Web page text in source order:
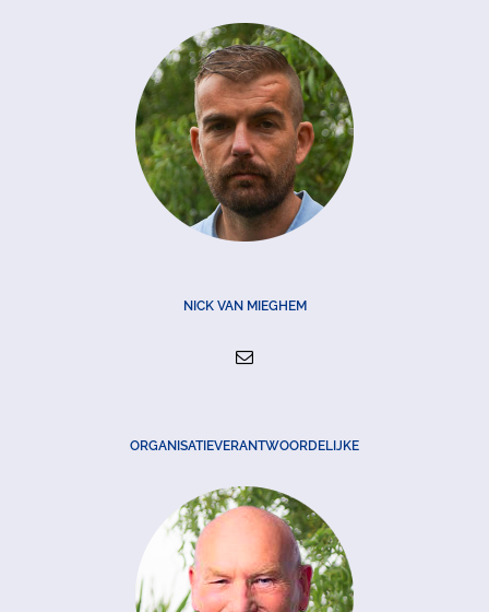
NICK VAN MIEGHEM
ORGANISATIEVERANTWOORDELIJKE